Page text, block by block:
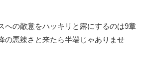
への敵意をハッキリと露にするのは9章
の悪辣さと来たら半端じゃありませ